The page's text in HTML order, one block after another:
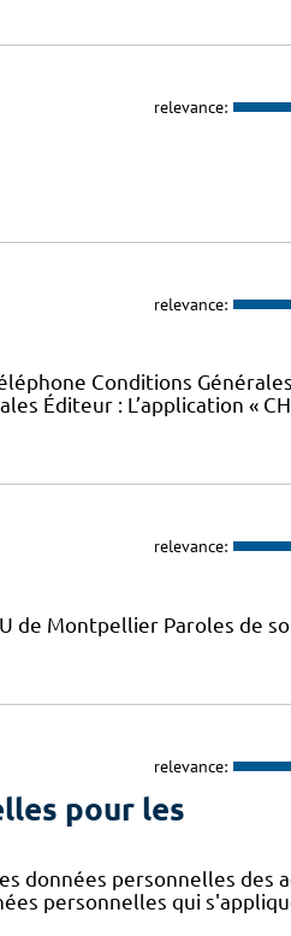
relevance:
relevance:
Conditions Générales
Éditeur : L’application «
relevance:
de Montpellier Paroles de
relevance:
pour les
données personnelles des
personnelles qui